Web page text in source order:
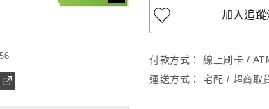
加入追蹤
付款方式：
線上刷卡 /
運送方式：
宅配 / 超商取